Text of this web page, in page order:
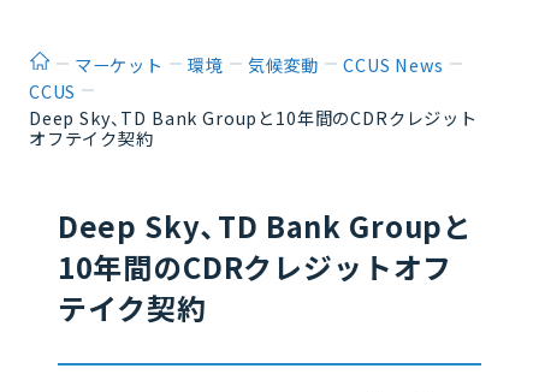
ホームマーケット 環境 気候変動
CCUS News
CCUS
Deep Sky、TD Bank Groupと10年間のCDRクレジット
オフテイク契約
Deep Sky、TD Bank Groupと
10年間のCDRクレジットオフ
テイク契約